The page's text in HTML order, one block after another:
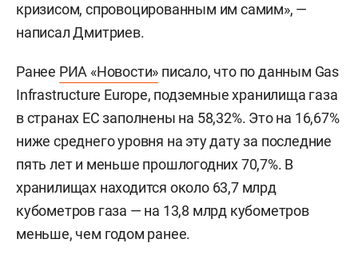
кризисом, спровоцированным им самим», —
написал Дмитриев.
Ранее РИА «Новости» писало, что по данным Gas
Infrastructure Europe, подземные хранилища газа
в странах ЕС заполнены на 58,32%. Это на 16,67%
ниже среднего уровня на эту дату за последние
пять лет и меньше прошлогодних 70,7%. В
хранилищах находится около 63,7 млрд
кубометров газа — на 13,8 млрд кубометров
меньше, чем годом ранее.